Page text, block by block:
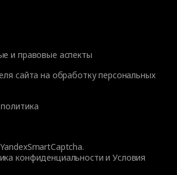
и правовые аспекты
сайта на обработку персональных
конфиденциальности иУсловия